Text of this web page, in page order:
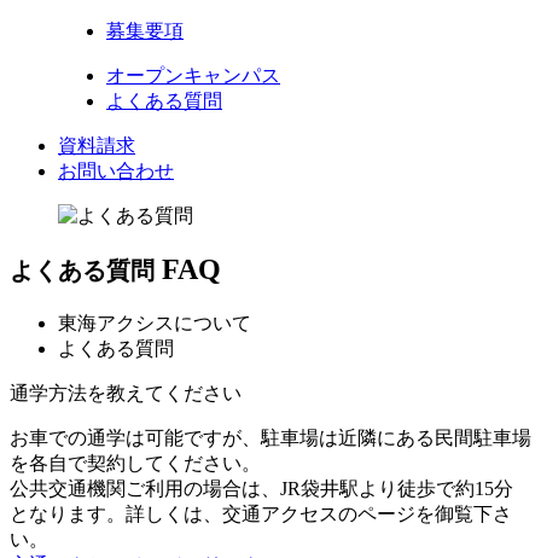
募集要項
オープンキャンパス
よくある質問
資料請求
お問い合わせ
よくある質問 FAQ
東海アクシスについて
よくある質問
通学方法を教えてください
お車での通学は可能ですが、駐車場は近隣にある民間駐車場
を各自で契約してください。
公共交通機関ご利用の場合は、JR袋井駅より徒歩で約15分
となります。詳しくは、交通アクセスのページを御覧下さ
い。